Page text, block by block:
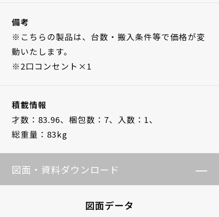
備考
※こちらの製品は、台数・搬入条件等で価格が変
動いたします。
※2口コンセント×1
積載情報
才数：83.96、 梱包数：7、
入数：1、
総重量：83kg
図面・資料ダウンロード
図面データ